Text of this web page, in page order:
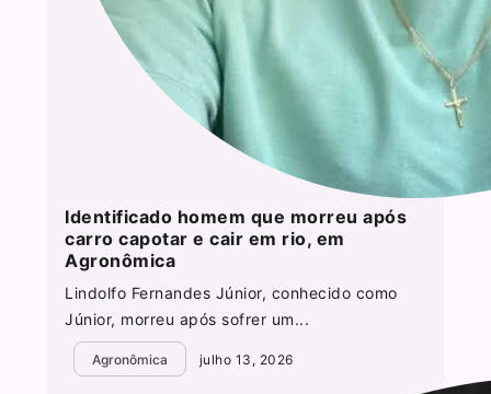
Identificado homem que morreu após
carro capotar e cair em rio, em
Agronômica
Lindolfo Fernandes Júnior, conhecido como
Júnior, morreu após sofrer um...
Agronômica julho 13, 2026